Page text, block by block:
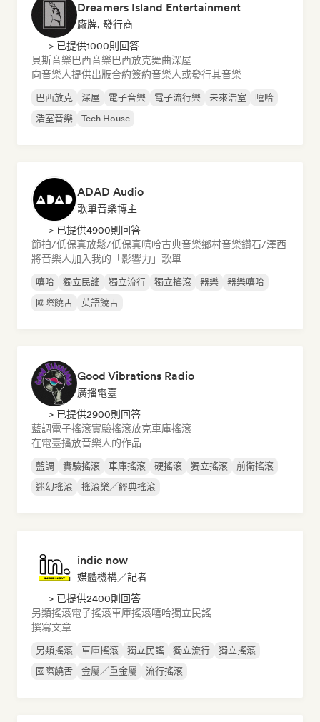
Dreamers Island Entertainment
廠牌, 發行商
> 已提供1000則回答
貝斯音樂巴西音樂巴西放克舞曲深屋
向音樂人提供出版合約簽約音樂人或發行其音樂
巴西放克 深屋 電子音樂 電子流行樂 未來浩室
嘻哈
浩室音樂
Tech House
ADAD Audio
歌單音樂博主
> 已提供4900則回答
節拍/低保真放鬆/低保真嘻哈古典音樂鄉村音樂鑽石/澤西
將音樂人加入我的「影響力」歌單
嘻哈 獨立民謠 獨立流行 獨立搖滾 器樂
器樂嘻哈
國際饒舌
英語饒舌
Good Vibrations Radio
廣播電臺
> 已提供2900則回答
藍調電子搖滾實驗搖滾放克車庫搖滾
在電臺播放音樂人的作品
藍調 實驗搖滾 車庫搖滾 硬搖滾 獨立搖滾
前衛搖滾
迷幻搖滾
搖滾樂／經典搖滾
indie now
媒體機構／記者
> 已提供2400則回答
另類搖滾電子搖滾車庫搖滾嘻哈獨立民謠
撰寫文章
另類搖滾 車庫搖滾 獨立民謠 獨立流行
獨立搖滾
國際饒舌
金屬／重金屬 流行搖滾